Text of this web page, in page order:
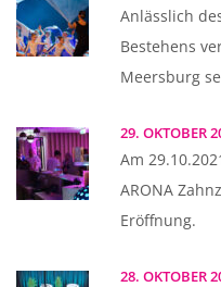
Anlässlich
Bestehens
Meersburg
29. OKTOBER
Am
ARONA
Eröffnung.
28. OKTOBER